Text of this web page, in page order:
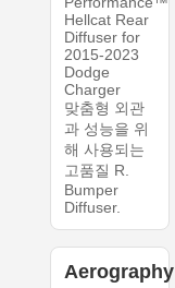
Hellcat Rear
Diffuser for
2015-2023
Dodge
Charger
맞춤형 외관
과 성능을 위
해 사용되는
고품질 R.
Bumper
Diffuser.
Aerography